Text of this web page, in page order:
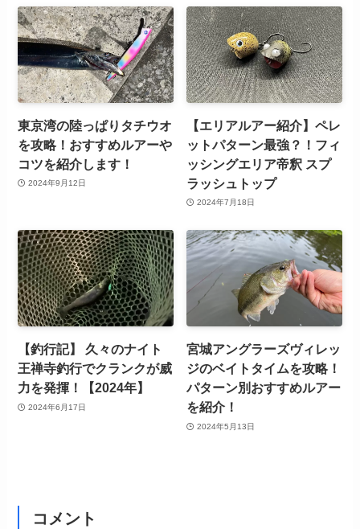
東京湾の陸っぱりタチウオ
を攻略！おすすめルアーや
コツを紹介します！
2024年9月12日
【エリアルアー紹介】ペレ
ットパターン最強？！フィ
ッシングエリア帝釈 スプ
ラッシュトップ
2024年7月18日
【釣行記】 久々のナイト
王禅寺釣行でクランクが威
力を発揮！【2024年】
2024年6月17日
宮城アングラーズヴィレッ
ジのベイトタイムを攻略！
パターン別おすすめルアー
を紹介！
2024年5月13日
コメント